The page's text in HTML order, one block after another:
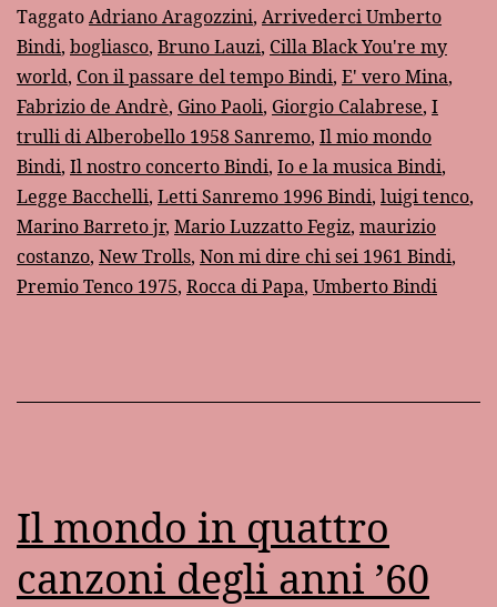
TaggatoAdriano Aragozzini, Arrivederci Umberto
Bindi, bogliasco, Bruno Lauzi, Cilla Black You're my
world, Con il passare del tempo Bindi, E' vero Mina,
Fabrizio de Andrè, Gino Paoli, Giorgio Calabrese, I
trulli di Alberobello 1958 Sanremo, Il mio mondo
Bindi, Il nostro concerto Bindi, Io e la musica Bindi,
Legge Bacchelli, Letti Sanremo 1996 Bindi, luigi tenco,
Marino Barreto jr, Mario Luzzatto Fegiz, maurizio
costanzo, New Trolls, Non mi dire chi sei 1961 Bindi,
Premio Tenco 1975, Rocca di Papa, Umberto Bindi
Il mondo in quattro
canzoni degli anni ’60